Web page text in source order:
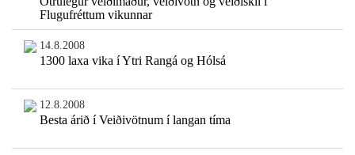
Flugufréttum vikunnar
14.8.2008
1300 laxa vika í Ytri Rangá og Hólsá
12.8.2008
Besta árið í Veiðivötnum í langan tíma